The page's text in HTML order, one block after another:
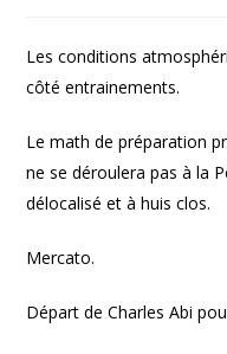
publication :
Les conditions
côté entrainements.
Le math de préparation
ne se déroulera pas à la
délocalisé et à huis clos.
Mercato.
Départ de Charles Abi